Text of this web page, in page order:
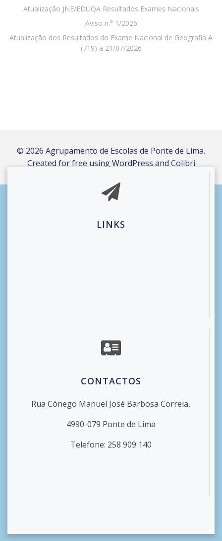
Atualização JNE/EDUQA Resultados Exames Nacionais
Aviso n.° 1/2026
Atualização dos Resultados do Exame Nacional de Geografia A
(719) a 21/07/2026
© 2026 Agrupamento de Escolas de Ponte de Lima.
Created for free using WordPress andColibri
LINKS
CONTACTOS
Rua Cónego Manuel José Barbosa Correia,
4990-079 Ponte de Lima
Telefone: 258 909 140